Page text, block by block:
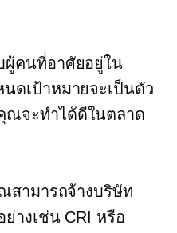
ผู้คนที่อาศัยอยู่ใน
ดเป้าหมายจะเป็นตัว
จะทำได้ดีในตลาด
สามารถจ้างบริษัท
างเช่น CRI หรือ